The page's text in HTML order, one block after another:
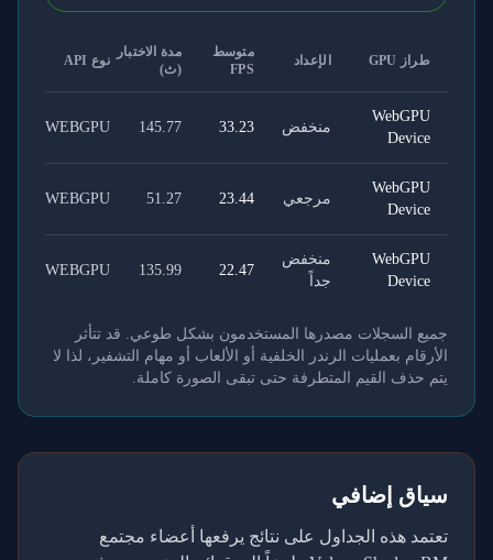
طراز GPU الإعداد
متوسط
FPS
مدة الاختبار
(ث)
نوع API
WebGPU
Device
منخفض 33.23
145.77
WEBGPU
WebGPU
Device
مرجعي 23.44
51.27
WEBGPU
WebGPU
Device
منخفض
جداً
22.47
135.99
WEBGPU
جميع السجلات مصدرها المستخدمون بشكل طوعي. قد تتأثر
الأرقام بعمليات الرندر الخلفية أو الألعاب أو مهام التشفير، لذا لا
يتم حذف القيم المتطرفة حتى تبقى الصورة كاملة.
سياق إضافي
تعتمد هذه الجداول على نتائج يرفعها أعضاء مجتمع